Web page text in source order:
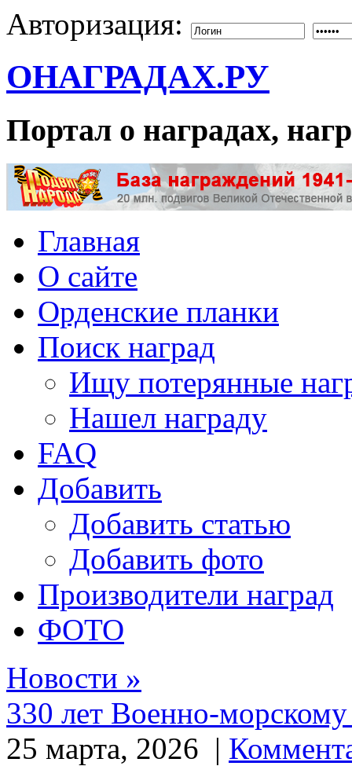
Авторизация:
ОНАГРАДАХ.РУ
Портал о наградах,
Главная
О сайте
Орденские планки
Поиск наград
Ищу потерянные
Нашел награду
FAQ
Добавить
Добавить статью
Добавить фото
Производители наград
ФОТО
Новости »
330 лет Военно-
25 марта, 2026 |